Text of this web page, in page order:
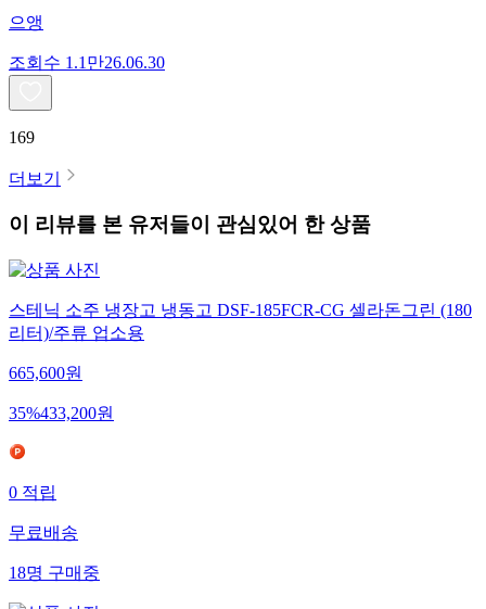
으앵
조회수 1.1만26.06.30
169
더보기
이 리뷰를 본 유저들이 관심있어 한 상품
스테닉 소주 냉장고 냉동고 DSF-185FCR-CG 셀라돈그린 (180
리터)/주류 업소용
665,600원
35%433,200원
0 적립
무료배송
18명 구매중